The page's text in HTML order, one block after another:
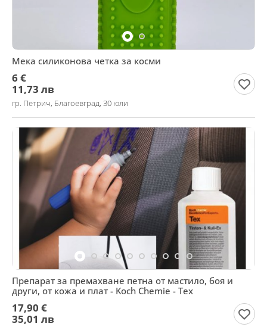
Мека силиконова четка за косми
6 €
11,73 лв
гр. Петрич, Благоевград, 30 юли
Препарат за премахване петна от мастило, боя и
други, от кожа и плат - Koch Chemie - Tex
17,90 €
35,01 лв